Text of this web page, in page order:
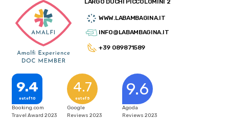
WWW.LABAMBAGINA.IT
INFO@LABAMBAGINA.IT
+39 089871589
9.4
out of 10
Booking.com
Travel Award 2023
4.7
out of 5
Google
Reviews 2023
9.6
Agoda
Reviews 2023